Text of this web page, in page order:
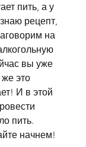
пить, а у
рецепт,
на
вы уже
же это
И в этой
пить.
начнем!